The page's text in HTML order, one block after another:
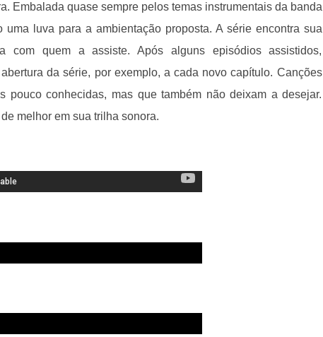
Embalada quase sempre pelos temas instrumentais da banda
uma luva para a ambientação proposta. A série encontra sua
com quem a assiste. Após alguns episódios assistidos,
da série, por exemplo, a cada novo capítulo. Canções
pouco conhecidas, mas que também não deixam a desejar.
melhor em sua trilha sonora.